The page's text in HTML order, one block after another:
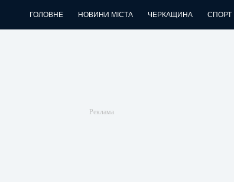
ГОЛОВНЕ НОВИНИ МІСТА ЧЕРКАЩИНА СПОРТ